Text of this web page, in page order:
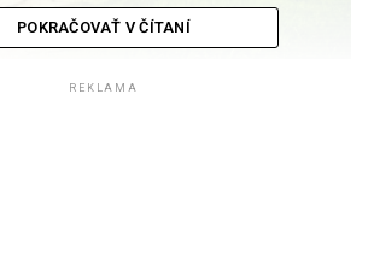
POKRAČOVAŤ V ČÍTANÍ
REKLAMA